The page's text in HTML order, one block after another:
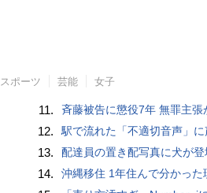
スポーツ 芸能 女子
11. 斉藤被告に懲役7年 無罪主張
12. 駅で流れた「不適切音声」に
13. 配達員の置き配写真に犬が登
14. 沖縄移住 1年住んで分かった